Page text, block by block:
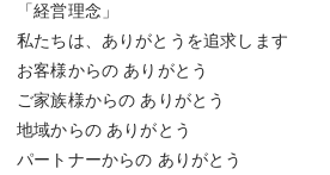
「経営理念」
私たちは、ありがとうを追求します
お客様からの ありがとう
ご家族様からの ありがとう
地域からの ありがとう
パートナーからの ありがとう